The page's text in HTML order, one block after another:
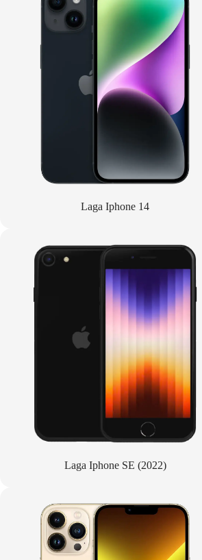
Laga Iphone 14
Laga Iphone SE (2022)